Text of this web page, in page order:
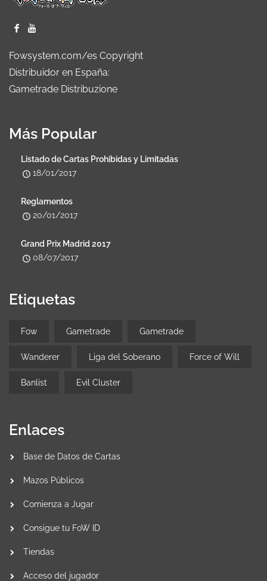
Fowsystem.com/es Copyright
Distribuidor en España:
Gametrade Distribuzione
Más Popular
Listado de Cartas Prohibidas y Limitadas
18/01/2017
Reglamentos
20/01/2017
Grand Prix Madrid 2017
08/07/2017
Etiquetas
Fow Gametrade Gametrade
Wanderer Liga del Soberano Force of Will
Banlist Evil Cluster
Enlaces
Base de Datos de Cartas
Mazos Públicos
Comienza a Jugar
Consigue tu FoW ID
Tiendas
Acceso del jugador